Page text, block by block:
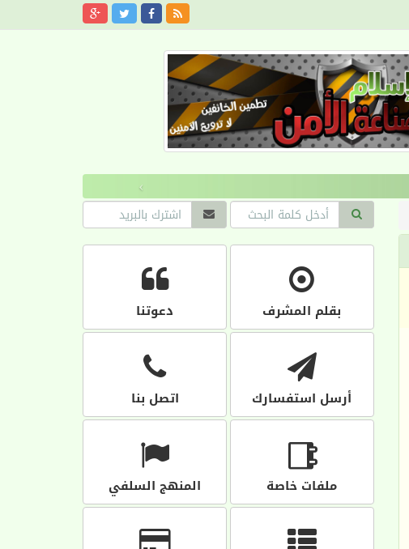
›
بقلم المشرف دعوتنا
أرسل استفسارك اتصل بنا
ملفات خاصة المنهج السلفي